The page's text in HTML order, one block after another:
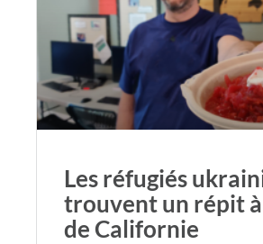
Les réfugiés
trouvent un répit à
de Californie